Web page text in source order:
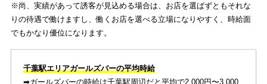
※尚、実績があって誘客が見込める場合は、お店を選ばずともそれな
りの待遇で働けますし、働くお店を選べる立場になりやすく、時給面
でもかなり優位になります。
千葉駅エリアガールズバーの平均時給
➡︎ガールズバーの時給は千葉駅周辺だと平均で2,000円〜3,000